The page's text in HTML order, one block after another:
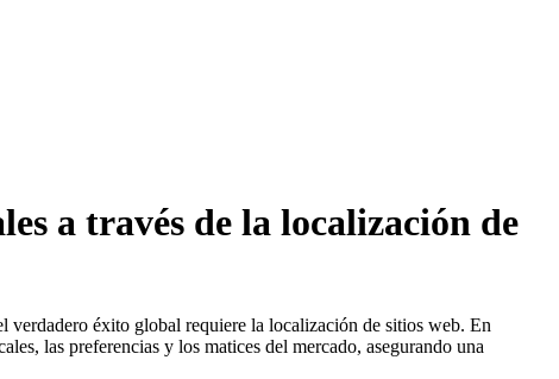
a través de la localización de
éxito global requiere la localización de sitios web. En
las preferencias y los matices del mercado, asegurando una